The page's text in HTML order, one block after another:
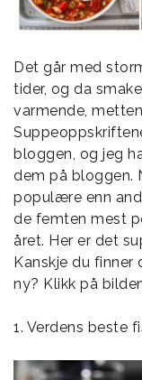
Det går med
tider, og da
varmende,
bloggen, og jeg
dem på bloggen.
populære enn
de femten mest
året. Her er det
Kanskje du finner
ny? Klikk på
1. Verdens beste